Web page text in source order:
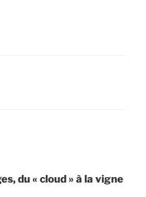
du « cloud » à la vigne